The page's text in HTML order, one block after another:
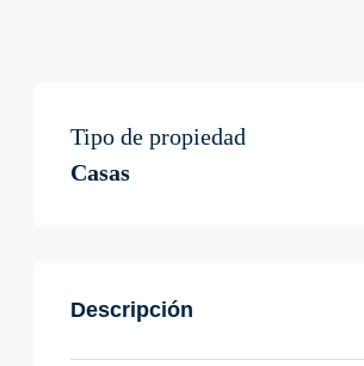
Tipo de propiedad
Casas
Descripción